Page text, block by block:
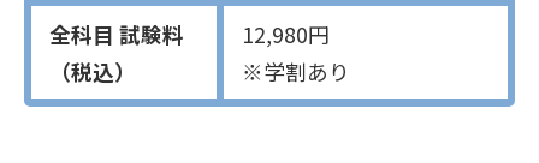
全科目 試験料
（税込）
12,980円
※学割あり